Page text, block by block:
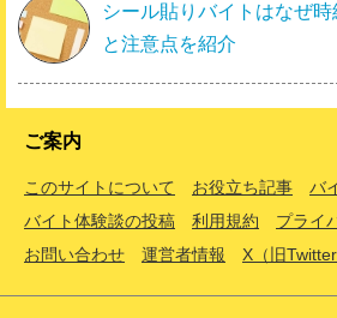
シール貼りバイトはなぜ
と注意点を紹介
ご案内
このサイトについて お役立ち記事
バ
バイト体験談の投稿
利用規約
プライ
お問い合わせ
運営者情報 X（旧Twitter